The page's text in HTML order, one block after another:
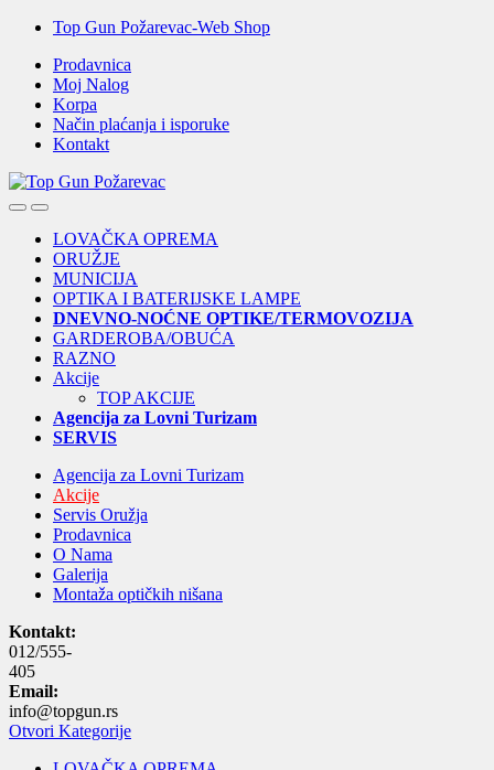
Skip
navigation
Skip
content
Top Gun Požarevac-Web Shop
Prodavnica
Moj Nalog
Korpa
Način plaćanja i isporuke
Kontakt
OpenClose
LOVAČKA OPREMA
ORUŽJE
MUNICIJA
OPTIKA I BATERIJSKE LAMPE
DNEVNO-NOĆNE OPTIKE/TERMOVOZIJA
GARDEROBA/OBUĆA
RAZNO
Akcije
TOP AKCIJE
Agencija za Lovni Turizam
SERVIS
Agencija za Lovni Turizam
Akcije
Servis Oružja
Prodavnica
O Nama
Galerija
Montaža optičkih nišana
Kontakt:
012/555-
405
Email:
info@topgun.rs
Otvori Kategorije